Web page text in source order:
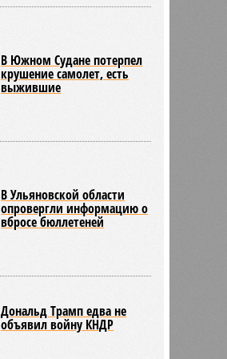
В Южном Судане потерпел
крушение самолет, есть
выжившие
В Ульяновской области
опровергли информацию о
вбросе бюллетеней
Дональд Трамп едва не
объявил войну КНДР